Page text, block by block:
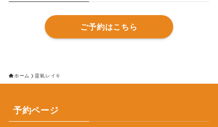
ご予約はこちら
ホーム 靈氣レイキ
予約ページ